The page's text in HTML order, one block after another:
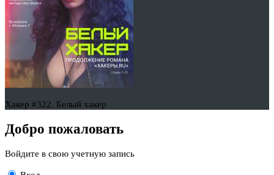
Хакер #322. Белый хакер
Добро пожаловать
Войдите в свою учетную запись